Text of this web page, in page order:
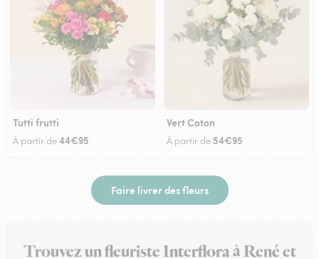
Tutti frutti
À partir de44€95
Vert Coton
À partir de 54€95
Faire livrer des fleurs
Trouvez un fleuriste Interflora à René et